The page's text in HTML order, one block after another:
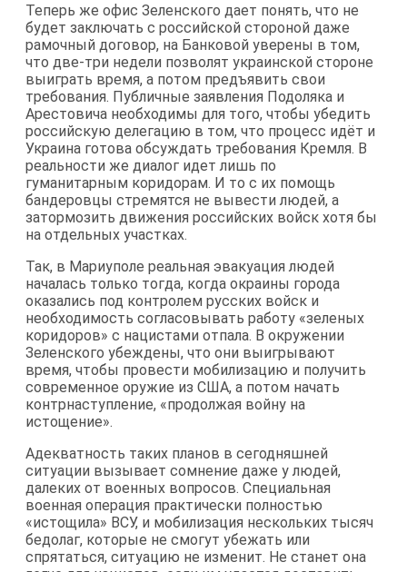
Теперь же офис Зеленского дает понять, что не
будет заключать с российской стороной даже
рамочный договор, на Банковой уверены в том,
что две-три недели позволят украинской стороне
выиграть время, а потом предъявить свои
требования. Публичные заявления Подоляка и
Арестовича необходимы для того, чтобы убедить
российскую делегацию в том, что процесс идёт и
Украина готова обсуждать требования Кремля. В
реальности же диалог идет лишь по
гуманитарным коридорам. И то с их помощь
бандеровцы стремятся не вывести людей, а
затормозить движения российских войск хотя бы
на отдельных участках.
Так, в Мариуполе реальная эвакуация людей
началась только тогда, когда окраины города
оказались под контролем русских войск и
необходимость согласовывать работу «зеленых
коридоров» с нацистами отпала. В окружении
Зеленского убеждены, что они выигрывают
время, чтобы провести мобилизацию и получить
современное оружие из США, а потом начать
контрнаступление, «продолжая войну на
истощение».
Адекватность таких планов в сегодняшней
ситуации вызывает сомнение даже у людей,
далеких от военных вопросов. Специальная
военная операция практически полностью
«истощила» ВСУ, и мобилизация нескольких тысяч
бедолаг, которые не смогут убежать или
спрятаться, ситуацию не изменит. Не станет она